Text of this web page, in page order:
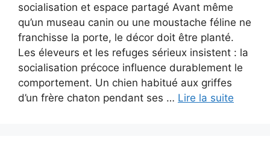
socialisation et espace partagé Avant même
qu’un museau canin ou une moustache féline ne
franchisse la porte, le décor doit être planté.
Les éleveurs et les refuges sérieux insistent : la
socialisation précoce influence durablement le
comportement. Un chien habitué aux griffes
d’un frère chaton pendant ses … Lire la suite